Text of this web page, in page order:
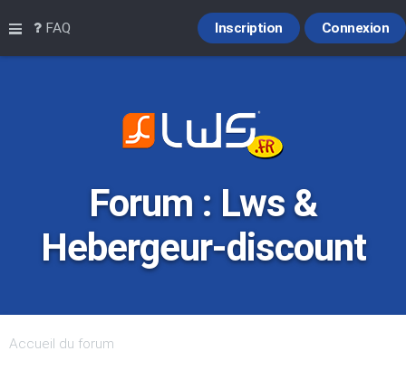
Raccourcis
FAQ Connexion
Inscription
Forum : Lws &
Hebergeur-discount
Accueil du forum